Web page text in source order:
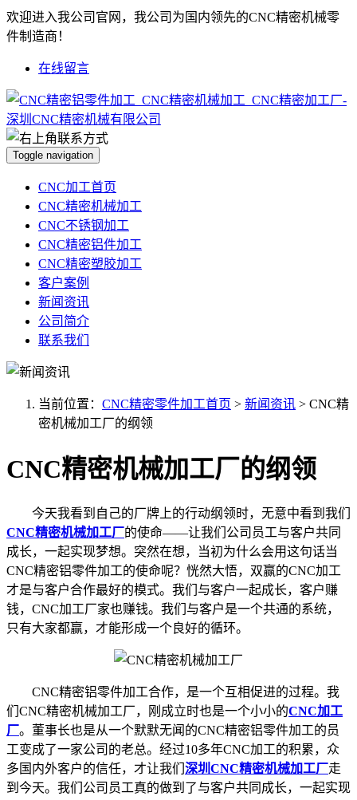
欢迎进入我公司官网，我公司为国内领先的CNC精密机械零
件制造商！
在线留言
Toggle navigation
CNC加工首页
CNC精密机械加工
CNC不锈钢加工
CNC精密铝件加工
CNC精密塑胶加工
客户案例
新闻资讯
公司简介
联系我们
当前位置： CNC精密零件加工首页 > 新闻资讯 > CNC精
密机械加工厂的纲领
CNC精密机械加工厂的纲领
今天我看到自己的厂牌上的行动纲领时，无意中看到我们
CNC精密机械加工厂的使命——让我们公司员工与客户共同
成长，一起实现梦想。突然在想，当初为什么会用这句话当
CNC精密铝零件加工的使命呢？恍然大悟，双赢的CNC加工
才是与客户合作最好的模式。我们与客户一起成长，客户赚
钱，CNC加工厂家也赚钱。我们与客户是一个共通的系统，
只有大家都赢，才能形成一个良好的循环。
CNC精密铝零件加工合作，是一个互相促进的过程。我
们CNC精密机械加工厂，刚成立时也是一个小小的CNC加工
厂。董事长也是从一个默默无闻的CNC精密铝零件加工的员
工变成了一家公司的老总。经过10多年CNC加工的积累，众
多国内外客户的信任，才让我们 深圳CNC精密机械加工厂走
到今天。我们公司员工真的做到了与客户共同成长，一起实现